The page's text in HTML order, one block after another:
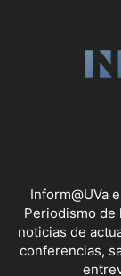
Inform@UVa
Periodismo de
noticias de
conferencias,